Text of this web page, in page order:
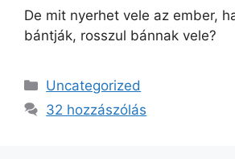
De mit nyerhet vele az ember,
bántják, rosszul bánnak vele?
Kategória
Uncategorized
32 hozzászólás